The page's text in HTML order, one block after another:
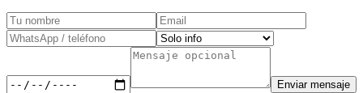
Enviar mensaje